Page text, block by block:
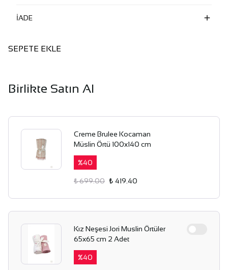
İADE
SEPETE EKLE
Birlikte Satın Al
Creme Brulee Kocaman
Müslin Örtü 100x140 cm
%40
₺ 699.00 ₺ 419.40
Kız Neşesi Jori Muslin Örtüler
65x65 cm 2 Adet
%40